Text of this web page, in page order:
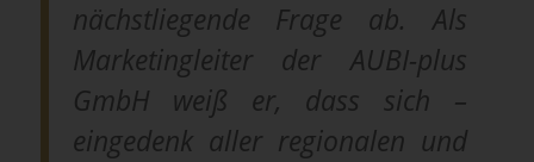
nächstliegende Frage ab. Als
Marketingleiter der AUBI-plus
GmbH weiß er, dass sich –
eingedenk aller regionalen und